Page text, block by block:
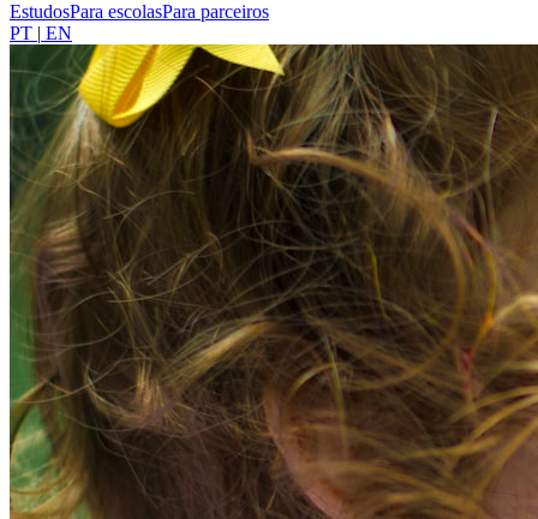
EstudosPara escolasPara parceiros
PT | EN